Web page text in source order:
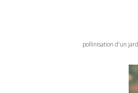
pollinisation d'un